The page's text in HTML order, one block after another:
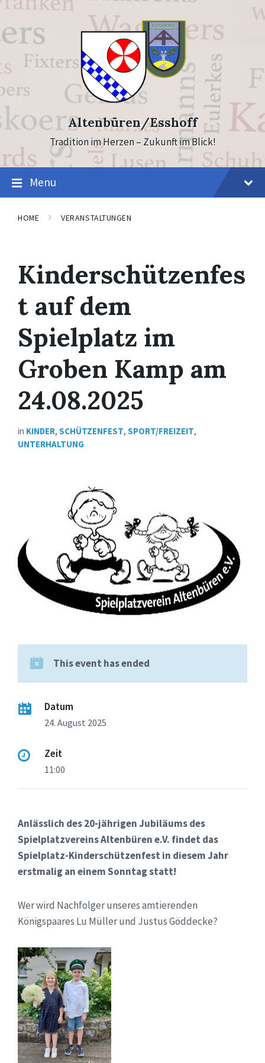
Skip
content
Skip
footer
Altenbüren/Esshoff
Tradition im Herzen – Zukunft im Blick!
Menu
HOME VERANSTALTUNGEN
Kinderschützenfes
t auf dem
Spielplatz im
Groben Kamp am
24.08.2025
in KINDER, SCHÜTZENFEST, SPORT/FREIZEIT,
UNTERHALTUNG
This event has ended
Datum
24. August 2025
Zeit
11:00
Anlässlich des 20-jährigen Jubiläums des
Spielplatzvereins Altenbüren e.V. findet das
Spielplatz-Kinderschützenfest in diesem Jahr
erstmalig an einem Sonntag statt!
Wer wird Nachfolger unseres amtierenden
Königspaares Lu Müller und Justus Göddecke?